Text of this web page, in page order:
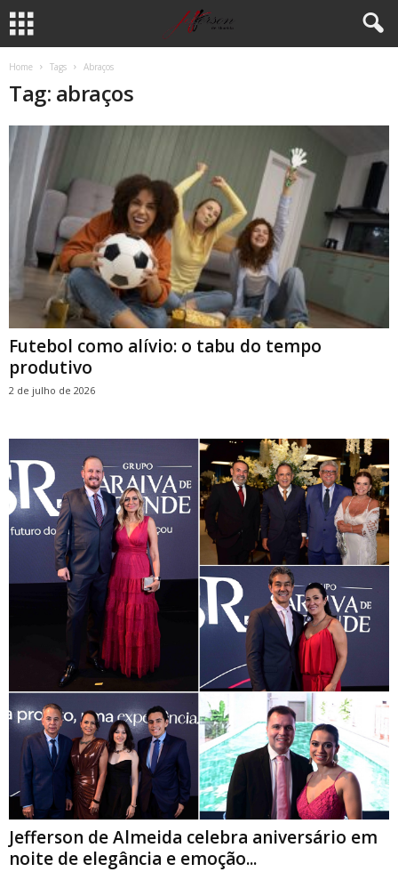
Home Tags Abraços
Tag: abraços
Futebol como alívio: o tabu do tempo
produtivo
2 de julho de 2026
Jefferson de Almeida celebra aniversário em
noite de elegância e emoção...